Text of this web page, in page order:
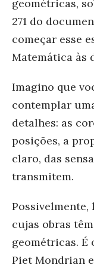
geométricas,
271 do
começar esse
Matemática às
Imagino que
contemplar
detalhes: as
posições, a
claro, das
transmitem.
cujas obras
geométricas. É
Piet Mondrian